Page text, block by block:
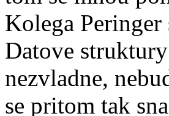
Kolega Peringer
Datove
nezvladne,
se pritom tak